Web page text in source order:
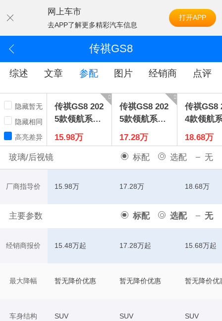
网上车市
去APP了解更多精彩汽车信息
打开APP
传祺GS8
综述 文章 参配 图片 经销商 点评
隐藏暂无
隐藏相同
高亮差异
传祺GS8 202
5款领航系列
2.0TGDI 两
驱豪华版5座
15.98万
传祺GS8 202
5款领航系列
2.0TGDI 四
驱豪华版5座
17.28万
传祺GS8
4款领航
2.0TGDI
豪华智联
18.68万
玻璃/后视镜 标配 选配 无
厂商指导价
主要参数 标配 选配 无
经销商报价
最大降幅
车身结构
15.98万 17.28万 18.68万
15.48万起 17.28万起 15.68万起
暂无降价优惠 暂无降价优惠 暂无降价优
SUV SUV SUV